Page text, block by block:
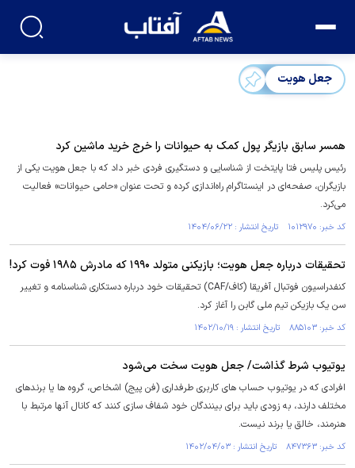
جعل هویت
همسر سابق بازیگر پول کمک به حیوانات را خرج خرید ماشین کرد
رئیس پلیس فتا پایتخت از شناسایی و دستگیری فردی خبر داد که با جعل هویت یکی از
بازیگران، صفحه‌ای در اینستاگرام راه‌اندازی کرده و تحت عنوان «حامی حیوانات» فعالیت
می‌کرد.
کد خبر: ۱۰۱۲۹۷۰ تاریخ انتشار : ۱۴۰۴/۰۶/۲۲
تحقیقات درباره جعل هویت؛ بازیکنی متولد ۱۹۹۰ که مادرش ۱۹۸۵ فوت کرد!
کنفدراسیون فوتبال آفریقا (کاف/CAF) تحقیقات خود درباره دستکاری شناسنامه و تغییر
سن یک بازیکن تیم ملی گابن را آغاز کرد.
کد خبر: ۸۸۵۱۰۳ تاریخ انتشار : ۱۴۰۲/۱۰/۱۹
یوتیوب شرط گذاشت/ جعل هویت سخت می‌شود
افرادی که در یوتیوب حساب های کاربری طرفداری (فن پیج) اشخاص، گروه ها یا برندهای
مختلف دارند، به زودی باید برای بینندگان خود شفاف سازی کنند که کانال آنها مرتبط با
هنرمند، خالق یا برند نیست.
کد خبر: ۸۴۷۳۶۳ تاریخ انتشار : ۱۴۰۲/۰۴/۰۳